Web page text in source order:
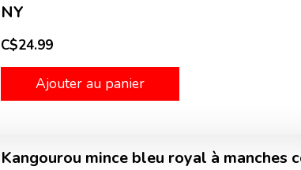
NY
C$24.99
Ajouter au panier
Kangourou mince bleu royal à manches